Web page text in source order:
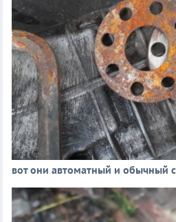
вот они автоматный и обычный